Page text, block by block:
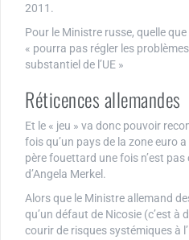
2011.
Pour le Ministre russe, quelle
« pourra pas régler les
substantiel de l’UE »
Réticences allemandes
Et le « jeu » va donc pouvoir
fois qu’un pays de la zone euro
père fouettard une fois n’est pas
d’Angela Merkel.
Alors que le Ministre allemand
qu’un défaut de Nicosie (c’est
courir de risques systémiques à